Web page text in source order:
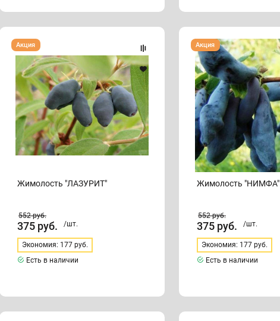
Жимолость
"ЛАЗУРИТ"
Жимолость "ЛАЗУРИТ"
Акция
552руб.
375 руб. /шт.
Экономия: 177 руб.
Есть в наличии
Жимолость
"НИМФА"
Жимолость "НИМФА"
Акция
552руб.
375 руб. /шт.
Экономия: 177 руб.
Есть в наличии